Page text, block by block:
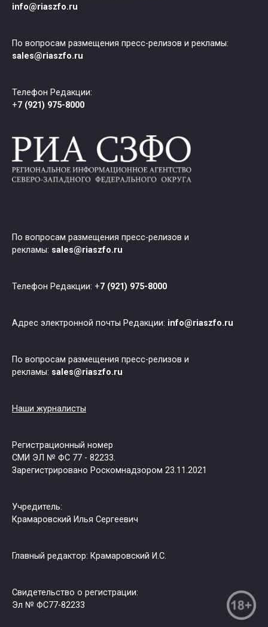
info@riaszfo.ru
По вопросам размещения пресс-релизов и рекламы:
sales@riaszfo.ru
Телефон Редакции:
+7 (921) 975-8000
По вопросам размещения пресс-релизов и
рекламы: sales@riaszfo.ru
Телефон Редакции: +7 (921) 975-8000
Адрес электронной почты Редакции: info@riaszfo.ru
По вопросам размещения пресс-релизов и
рекламы: sales@riaszfo.ru
Наши журналисты
Регистрационный номер
СМИ ЭЛ № ФС 77 - 82233.
Зарегистрировано Роскомнадзором 23.11.2021
Учредитель:
Крамаровский Илья Сергеевич
Главный редактор: Крамаровский И.С.
Свидетельство о регистрации:
Эл № ФС77-82233